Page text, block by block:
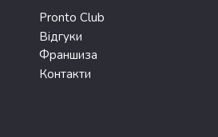
Pronto Club
Відгуки
Франшиза
Контакти